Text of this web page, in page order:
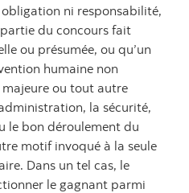
ni responsabilité,
du concours fait
ou présumée, ou qu’un
humaine non
ou tout autre
la sécurité,
le bon déroulement du
motif invoqué à la seule
Dans un tel cas, le
le gagnant parmi